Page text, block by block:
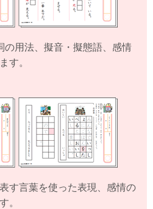
の用法、擬音・擬態語、感情
す。
す言葉を使った表現、感情の
。